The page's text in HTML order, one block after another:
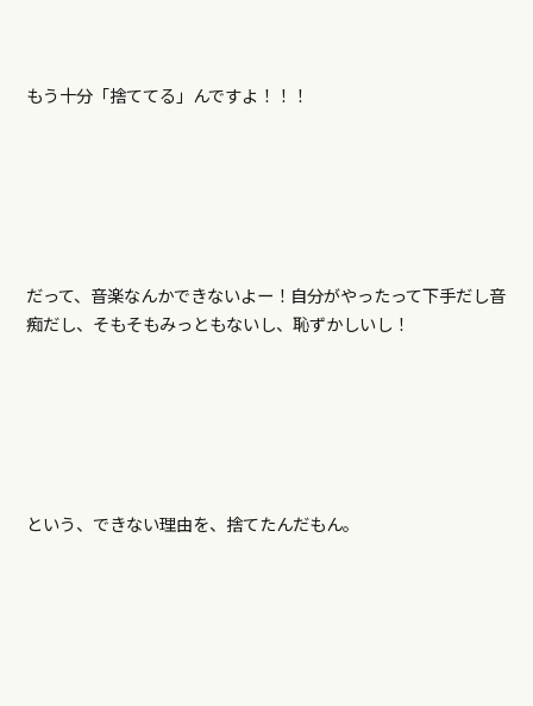
もう十分「捨ててる」んですよ！！！
だって、音楽なんかできないよー！自分がやったって下手だし音
痴だし、そもそもみっともないし、恥ずかしいし！
という、できない理由を、捨てたんだもん。